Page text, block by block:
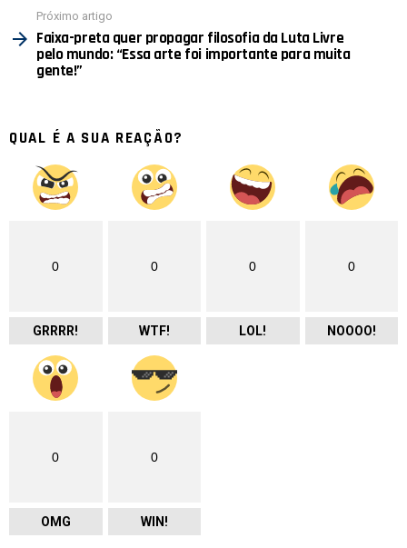
Próximo artigo
Faixa-preta quer propagar filosofia da Luta Livre
pelo mundo: “Essa arte foi importante para muita
gente!”
QUAL É A SUA REAÇÃO?
0
GRRRR!
0
WTF!
0
LOL!
0
NOOOO!
0
OMG
0
WIN!